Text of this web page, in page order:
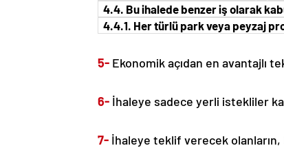
4.4. Bu ihalede benzer iş olarak
4.4.1. Her türlü park veya peyzaj
5- Ekonomik açıdan en avantajlı
6- İhaleye sadece yerli istekliler
7- İhaleye teklif verecek olanların,